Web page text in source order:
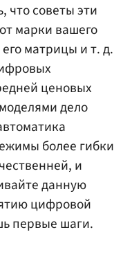
что советы эти
марки вашего
матрицы и т. д.
ценовых
дело
более гибки
и
данную
цифровой
первые шаги.